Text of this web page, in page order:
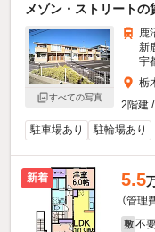
メゾン・ストリートの
すべての写真
鹿
新
宇
栃
2階建
駐車場あり
駐輪場あり
新着 5.5
（管理
敷 不